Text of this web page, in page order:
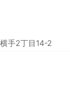
手2丁目14-2